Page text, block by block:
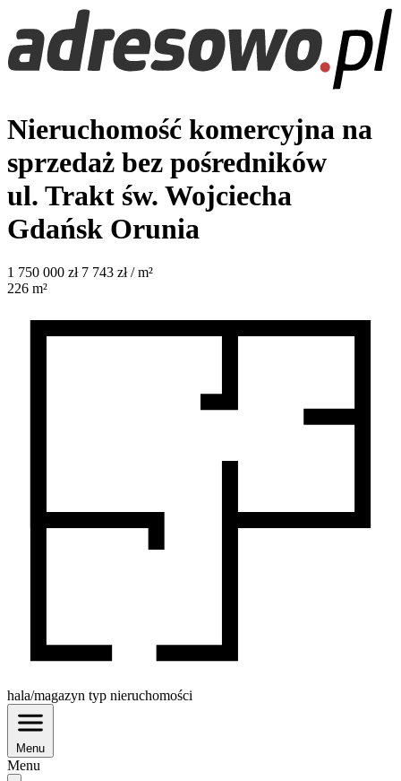
Nieruchomość komercyjna na
sprzedaż bez pośredników
ul. Trakt św. Wojciecha
Gdańsk Orunia
1 750 000 zł 7 743 zł / m²
226 m²
hala/magazyn typ nieruchomości
Menu
Menu